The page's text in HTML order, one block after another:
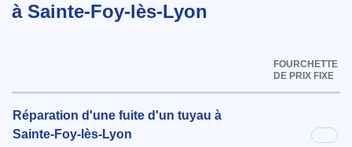
à Sainte-Foy-lès-Lyon
FOURCHETTE
DE PRIX FIXE
Réparation d'une fuite d'un tuyau à
Sainte-Foy-lès-Lyon